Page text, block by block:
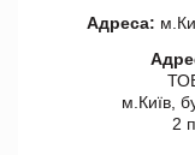
Адреса:
м.Київ,
2